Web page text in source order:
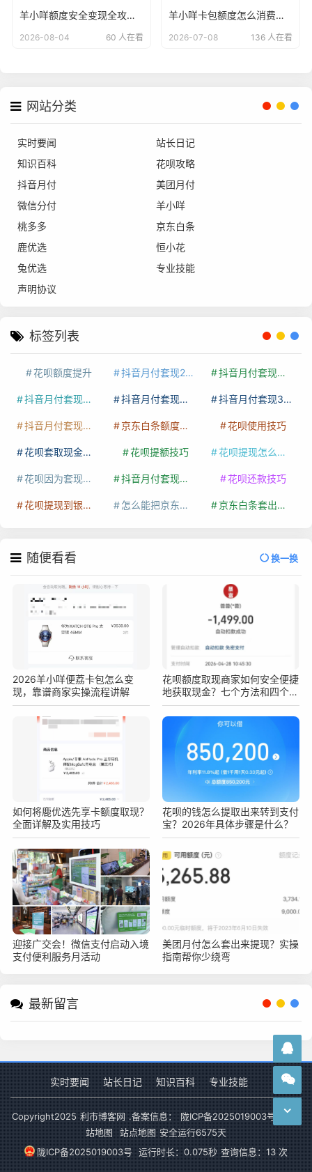
羊小咩额度安全变现全攻略：2026年最新5种回收模式新变革，合规与征信双保障
2026-08-04 60 人在看
羊小咩卡包额度怎么消费变现?这两个常用方法教你提现
2026-07-08 136 人在看
网站分类
实时要闻
站长日记
知识百科
花呗攻略
抖音月付
美团月付
微信分付
羊小咩
桃多多
京东白条
鹿优选
恒小花
兔优选
专业技能
声明协议
标签列表
花呗额度提升 抖音月付套现24小时接单 抖音月付套现怎么套
抖音月付套现多少手续费 抖音月付套现商家有哪些 抖音月付套现30秒技巧
抖音月付套现最新方法 京东白条额度提升 花呗使用技巧
花呗套取现金最佳方法 花呗提额技巧 花呗提现怎么操作
花呗因为套现被限额了这种情况要多久才会好 抖音月付套现秒回100起 花呗还款技巧
花呗提现到银行卡 怎么能把京东白条额度钱套出来 京东白条套出来手续费多少
随便看看 换一换
2026羊小咩便荔卡包怎么变
现，靠谱商家实操流程讲解
花呗额度取现商家如何安全便捷
地获取现金？七个方法和四个注
意事项要知道！
如何将鹿优选先享卡额度取现？
全面详解及实用技巧
花呗的钱怎么提取出来转到支付
宝？2026年具体步骤是什么？
迎接广交会！微信支付启动入境
支付便利服务月活动
美团月付怎么套出来提现？实操
指南帮你少绕弯
最新留言
实时要闻 站长日记 知识百科 专业技能
Copyright2025 利市博客网 .备案信息： 陇ICP备2025019003号-1
站地图
站点地图 安全运行6575天
陇ICP备2025019003号 运行时长：0.075秒 查询信息：13 次